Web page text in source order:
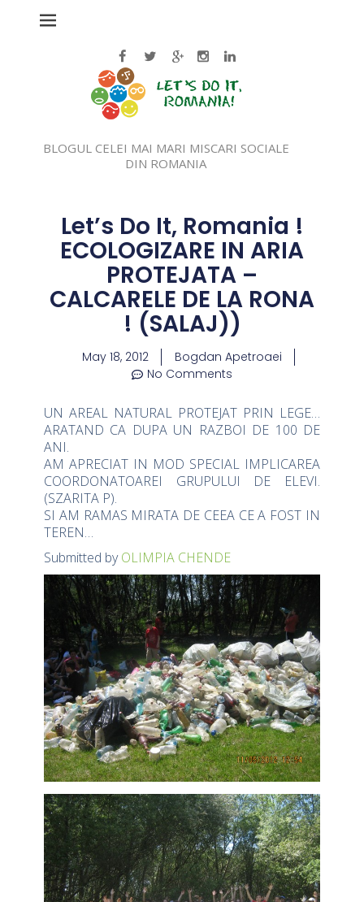
BLOGUL CELEI MAI MARI MISCARI SOCIALE
DIN ROMANIA
Let’s Do It, Romania !
ECOLOGIZARE IN ARIA
PROTEJATA –
CALCARELE DE LA RONA
! (SALAJ))
May 18, 2012
Bogdan Apetroaei
No Comments
UN AREAL NATURAL PROTEJAT PRIN LEGE…
ARATAND CA DUPA UN RAZBOI DE 100 DE
ANI.
AM APRECIAT IN MOD SPECIAL IMPLICAREA
COORDONATOAREI GRUPULUI DE ELEVI.
(SZARITA P).
SI AM RAMAS MIRATA DE CEEA CE A FOST IN
TEREN…
Submitted byOLIMPIA CHENDE